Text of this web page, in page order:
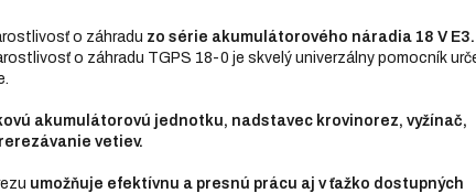
o záhradu zo série akumulátorového náradia 18 V E3.
o záhradu TGPS 18-0 je skvelý univerzálny pomocník
akumulátorovú jednotku, nadstavec krovinorez, vyžínač,
vetiev.
umožňuje efektívnu a presnú prácu aj v ťažko dostupných